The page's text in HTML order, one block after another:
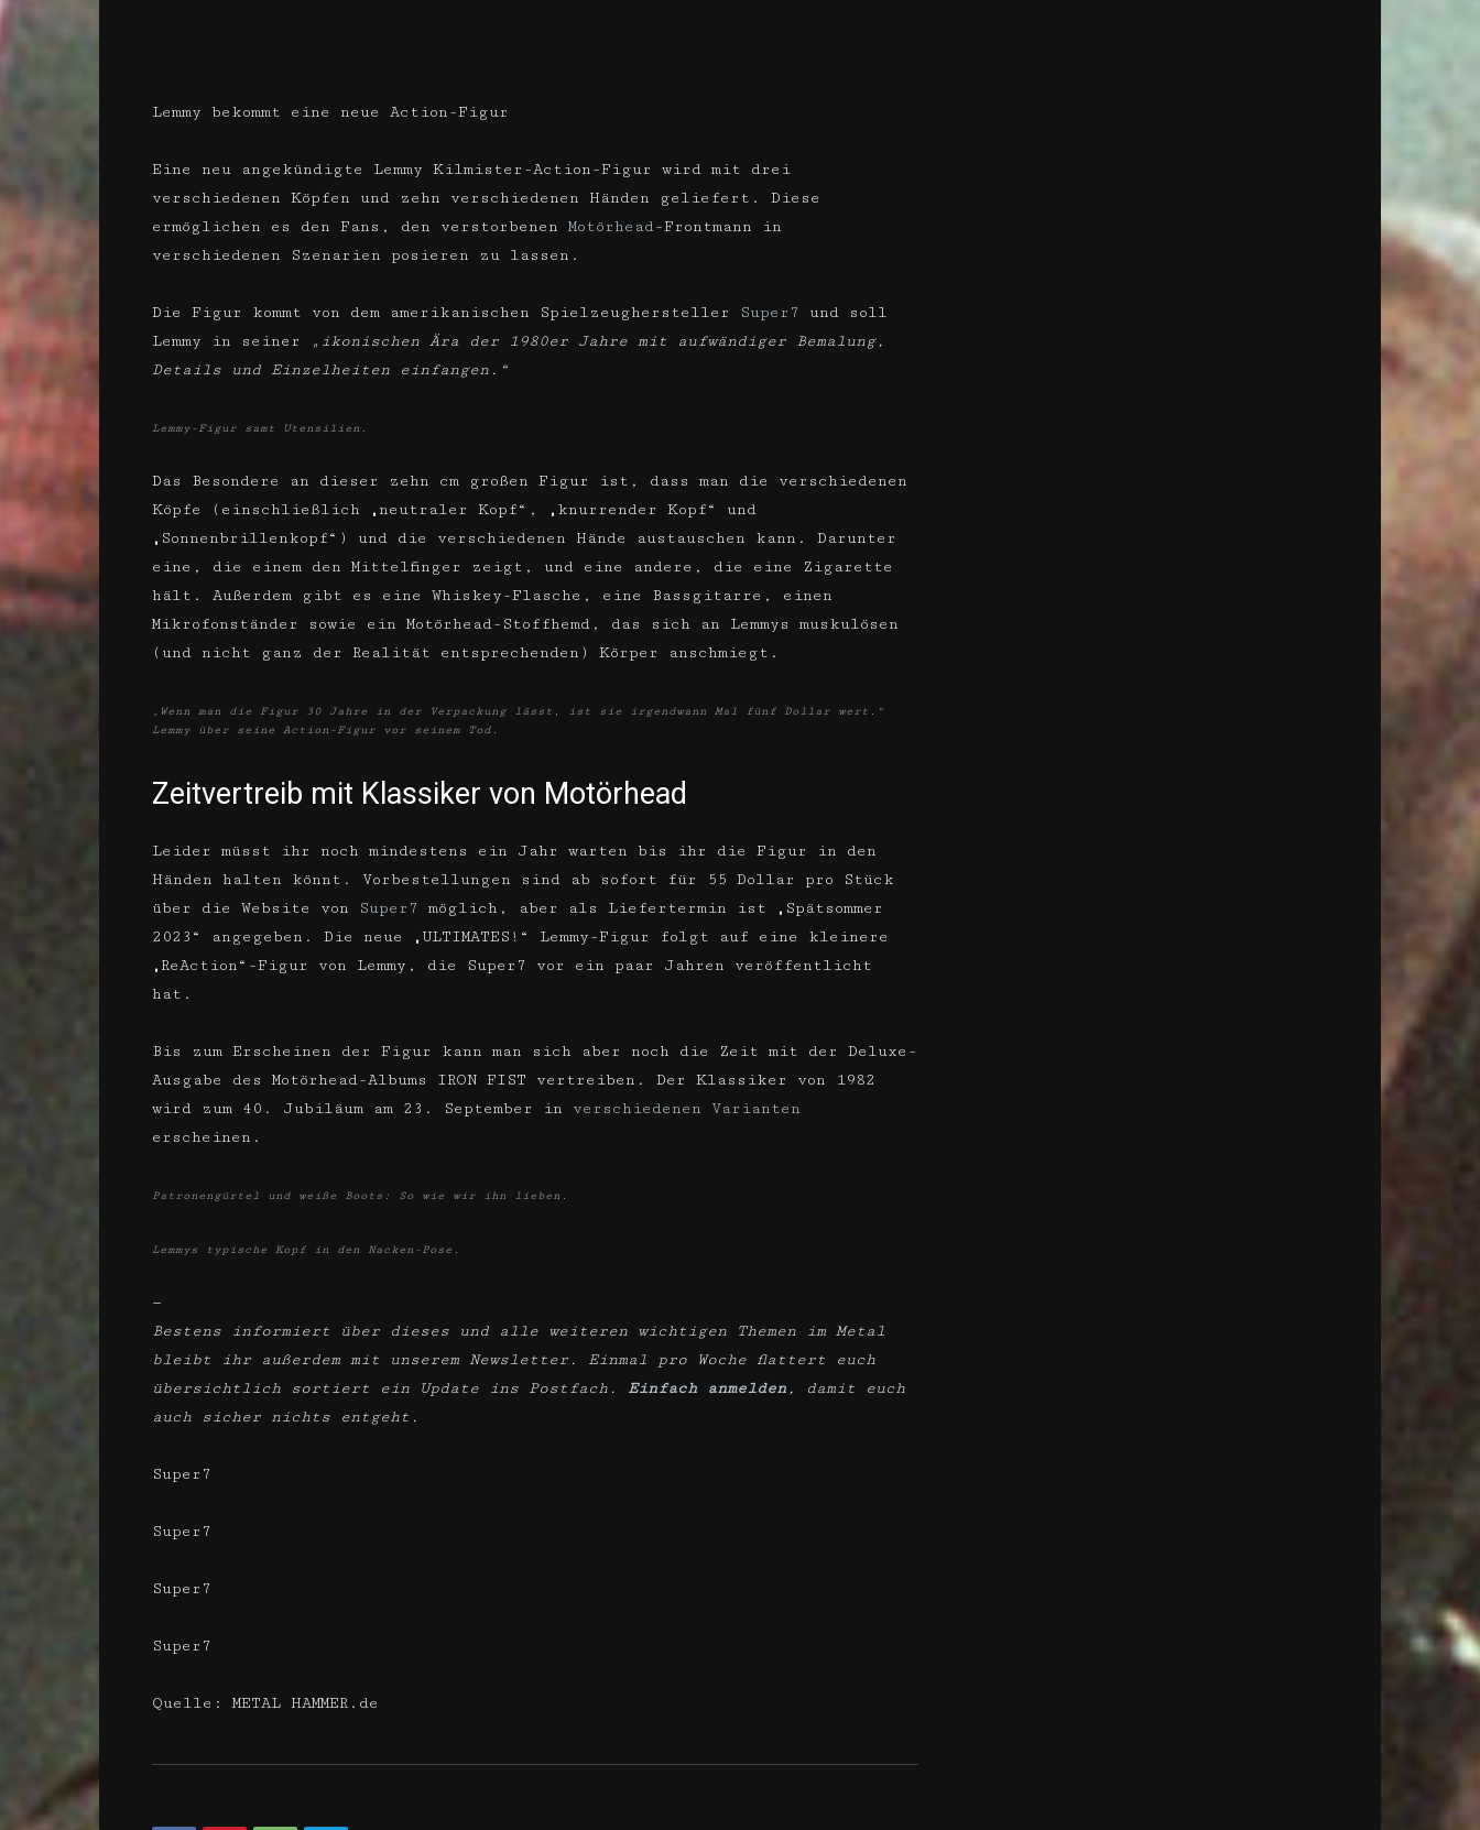
Lemmy bekommt eine neue Action-Figur
Eine neu angekündigte Lemmy Kilmister-Action-Figur wird mit drei
verschiedenen Köpfen und zehn verschiedenen Händen geliefert. Diese
ermöglichen es den Fans, den verstorbenen Motörhead-Frontmann in
verschiedenen Szenarien posieren zu lassen.
Die Figur kommt von dem amerikanischen Spielzeughersteller Super7
und soll
Lemmy in seiner
„ikonischen Ära der 1980er Jahre mit aufwändiger Bemalung,
Details und Einzelheiten einfangen.“
Lemmy-Figur samt Utensilien.
Das Besondere an dieser zehn cm großen Figur ist, dass man die verschiedenen
Köpfe (einschließlich „neutraler Kopf“, „knurrender Kopf“ und
„Sonnenbrillenkopf“) und die verschiedenen Hände austauschen kann. Darunter
eine, die einem den Mittelfinger zeigt, und eine andere, die eine Zigarette
hält. Außerdem gibt es eine Whiskey-Flasche, eine Bassgitarre, einen
Mikrofonständer sowie ein Motörhead-Stoffhemd, das sich an Lemmys muskulösen
(und nicht ganz der Realität entsprechenden) Körper anschmiegt.
„Wenn man die Figur 30 Jahre in der Verpackung lässt, ist sie irgendwann Mal fünf Dollar wert.“
Lemmy über seine Action-Figur vor seinem Tod.
Zeitvertreib mit Klassiker von Motörhead
Leider müsst ihr noch mindestens ein Jahr warten bis ihr die Figur in den
Händen halten könnt. Vorbestellungen sind ab sofort für 55 Dollar pro Stück
über die Website von
Super7
möglich, aber als Liefertermin ist „Spätsommer
2023“ angegeben. Die neue „ULTIMATES!“ Lemmy-Figur folgt auf eine kleinere
„ReAction“-Figur von Lemmy, die Super7 vor ein paar Jahren veröffentlicht
hat.
Bis zum Erscheinen der Figur kann man sich aber noch die Zeit mit der Deluxe-
Ausgabe des Motörhead-Albums IRON FIST vertreiben. Der Klassiker von 1982
wird zum 40. Jubiläum am 23. September in verschiedenen Varianten
erscheinen.
Patronengürtel und weiße Boots: So wie wir ihn lieben.
Lemmys typische Kopf in den Nacken-Pose.
—
Bestens informiert über dieses und alle weiteren wichtigen Themen im Metal
bleibt ihr außerdem mit unserem Newsletter. Einmal pro Woche flattert euch
übersichtlich sortiert ein Update ins Postfach.
Einfach anmelden , damit euch
auch sicher nichts entgeht.
Super7
Super7
Super7
Super7
Quelle: METAL HAMMER.de